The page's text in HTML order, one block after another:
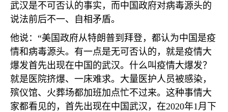
武汉是不可否认的事实，而中国政府对病毒源头的
说法前后不一、自相矛盾。
他说：“美国政府从特朗普到拜登，都认为中国是疫
情和病毒源头。有一点是无可否认的，就是疫情大
爆发首先出现在中国的武汉。什么叫疫情大爆发？
就是医院挤爆、一床难求。大量医护人员被感染，
殡仪馆、火葬场都加班加点忙不过来。这种事情大
家都看见的，首先出现在中国武汉，在2020年1月下